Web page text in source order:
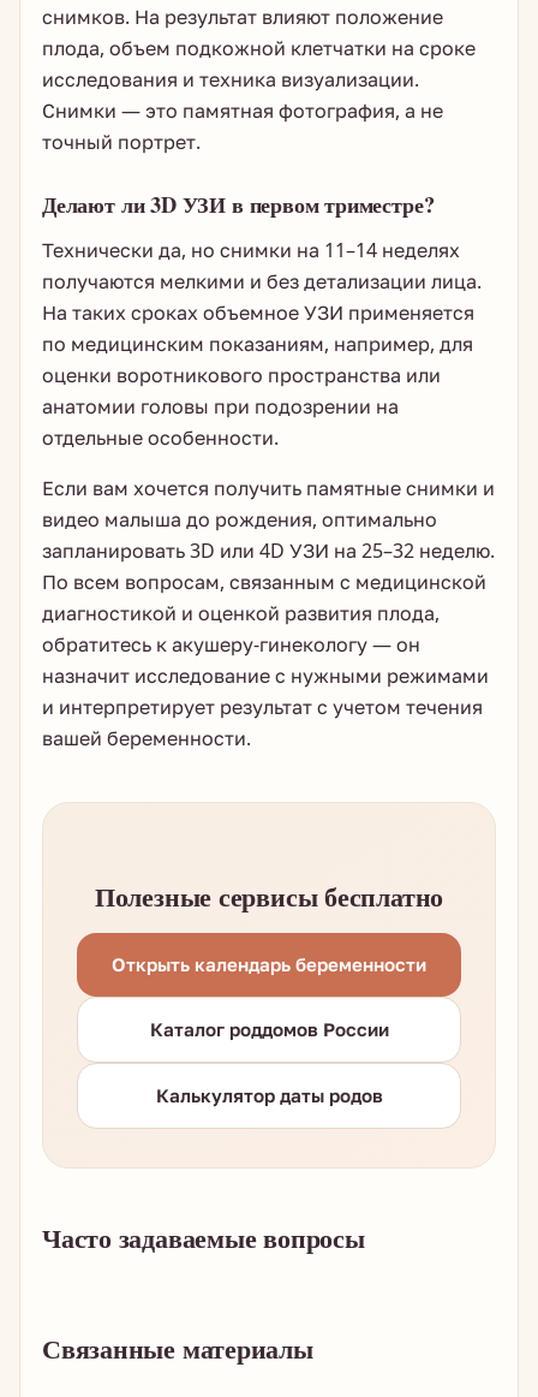
снимков. На результат влияют положение
плода, объем подкожной клетчатки на сроке
исследования и техника визуализации.
Снимки — это памятная фотография, а не
точный портрет.
Делают ли 3D УЗИ в первом триместре?
Технически да, но снимки на 11–14 неделях
получаются мелкими и без детализации лица.
На таких сроках объемное УЗИ применяется
по медицинским показаниям, например, для
оценки воротникового пространства или
анатомии головы при подозрении на
отдельные особенности.
Если вам хочется получить памятные снимки и
видео малыша до рождения, оптимально
запланировать 3D или 4D УЗИ на 25–32 неделю.
По всем вопросам, связанным с медицинской
диагностикой и оценкой развития плода,
обратитесь к акушеру-гинекологу — он
назначит исследование с нужными режимами
и интерпретирует результат с учетом течения
вашей беременности.
Полезные сервисы бесплатно
Открыть календарь беременности
Каталог роддомов России
Калькулятор даты родов
Часто задаваемые вопросы
Связанные материалы